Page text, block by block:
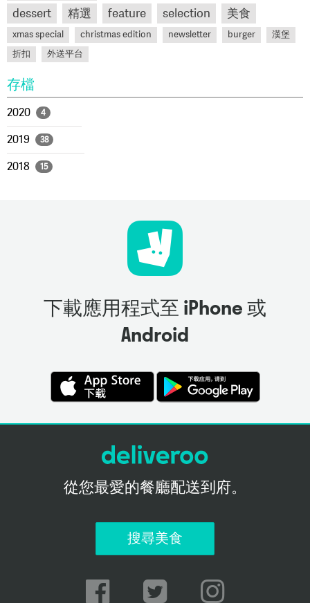
dessert
精選 feature selection 美食
xmas special christmas edition newsletter burger
漢堡
折扣
外送平台
存檔
2020 4
2019 38
2018 15
下載應用程式至 iPhone 或
Android
從您最愛的餐廳配送到府。
搜尋美食